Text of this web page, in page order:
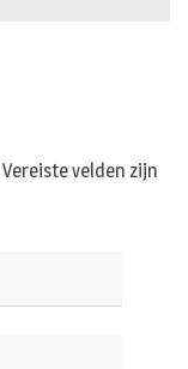
Vereiste velden zijn